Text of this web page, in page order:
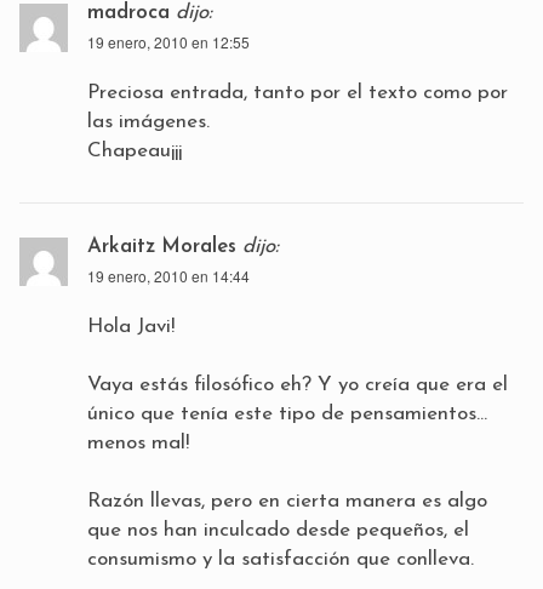
madroca dijo:
19 enero, 2010 en 12:55
Preciosa entrada, tanto por el texto como por
las imágenes.
Chapeau¡¡¡
Arkaitz Morales dijo:
19 enero, 2010 en 14:44
Hola Javi!
Vaya estás filosófico eh? Y yo creía que era el
único que tenía este tipo de pensamientos…
menos mal!
Razón llevas, pero en cierta manera es algo
que nos han inculcado desde pequeños, el
consumismo y la satisfacción que conlleva.